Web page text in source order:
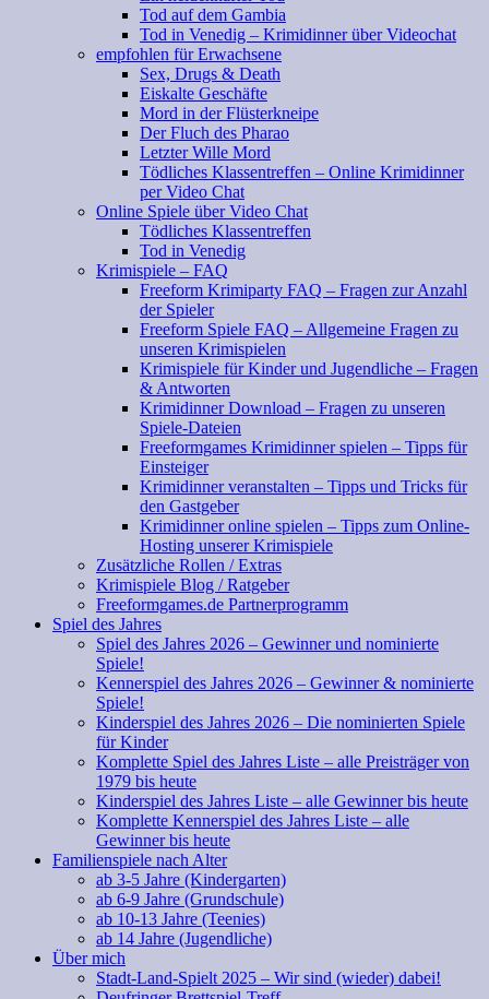
Tod auf dem Gambia
Tod in Venedig – Krimidinner über Videochat
empfohlen für Erwachsene
Sex, Drugs & Death
Eiskalte Geschäfte
Mord in der Flüsterkneipe
Der Fluch des Pharao
Letzter Wille Mord
Tödliches Klassentreffen – Online Krimidinner
per Video Chat
Online Spiele über Video Chat
Tödliches Klassentreffen
Tod in Venedig
Krimispiele – FAQ
Freeform Krimiparty FAQ – Fragen zur Anzahl
der Spieler
Freeform Spiele FAQ – Allgemeine Fragen zu
unseren Krimispielen
Krimispiele für Kinder und Jugendliche – Fragen
& Antworten
Krimidinner Download – Fragen zu unseren
Spiele-Dateien
Freeformgames Krimidinner spielen – Tipps für
Einsteiger
Krimidinner veranstalten – Tipps und Tricks für
den Gastgeber
Krimidinner online spielen – Tipps zum Online-
Hosting unserer Krimispiele
Zusätzliche Rollen / Extras
Krimispiele Blog / Ratgeber
Freeformgames.de Partnerprogramm
Spiel des Jahres
Spiel des Jahres 2026 – Gewinner und nominierte
Spiele!
Kennerspiel des Jahres 2026 – Gewinner & nominierte
Spiele!
Kinderspiel des Jahres 2026 – Die nominierten Spiele
für Kinder
Komplette Spiel des Jahres Liste – alle Preisträger von
1979 bis heute
Kinderspiel des Jahres Liste – alle Gewinner bis heute
Komplette Kennerspiel des Jahres Liste – alle
Gewinner bis heute
Familienspiele nach Alter
ab 3-5 Jahre (Kindergarten)
ab 6-9 Jahre (Grundschule)
ab 10-13 Jahre (Teenies)
ab 14 Jahre (Jugendliche)
Über mich
Stadt-Land-Spielt 2025 – Wir sind (wieder) dabei!